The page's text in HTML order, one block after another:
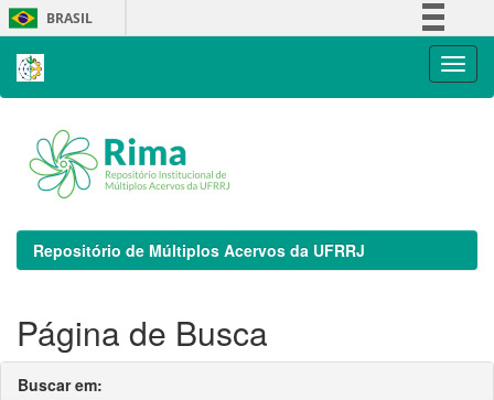
Skip
navigation
BRASIL
Repositório de Múltiplos Acervos da UFRRJ
Página de Busca
Buscar em: